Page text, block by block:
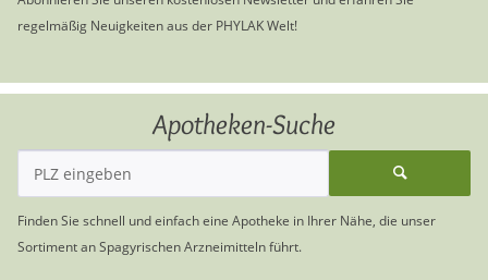
regelmäßig Neuigkeiten aus der PHYLAK Welt!
Apotheken-Suche
Finden Sie schnell und einfach eine Apotheke in Ihrer Nähe, die unser
Sortiment an Spagyrischen Arzneimitteln führt.